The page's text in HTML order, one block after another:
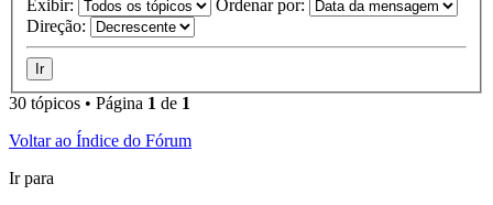
Exibir:
Ordenar por:
Direção:
30 tópicos • Página 1 de 1
Voltar ao Índice do Fórum
Ir para